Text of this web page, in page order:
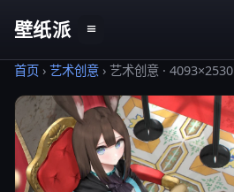
壁纸派 ≡
首页 › 艺术创意 › 艺术创意 · 4093×2530